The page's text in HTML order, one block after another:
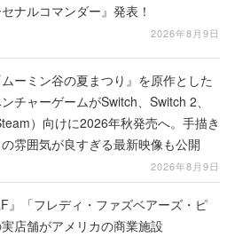
セナルコマンダー』発表！
2026年8月9日
ーミン谷の夏まつり』を原作とした
チャーゲームがSwitch、Switch 2、
）向けに2026年秋発売へ。手描き
雰囲気が良すぎる最新映像も公開
2026年8月9日
』「フレディ・ファズベアーズ・ピ
店舗がアメリカの商業施設